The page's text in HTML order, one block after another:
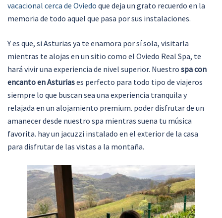
vacacional cerca de Oviedo que deja un grato recuerdo en la
memoria de todo aquel que pasa por sus instalaciones.
Y es que, si Asturias ya te enamora por sí sola, visitarla
mientras te alojas en un sitio como el Oviedo Real Spa, te
hará vivir una experiencia de nivel superior. Nuestro spa con
encanto en Asturiases perfecto para todo tipo de viajeros
siempre lo que buscan sea una experiencia tranquila y
relajada en un alojamiento premium. poder disfrutar de un
amanecer desde nuestro spa mientras suena tu música
favorita. hay un jacuzzi instalado en el exterior de la casa
para disfrutar de las vistas a la montaña.